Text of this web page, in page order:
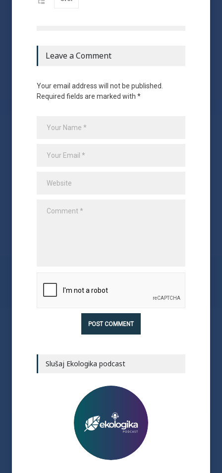
Leave a Comment
Your email address will not be published.
Required fields are marked with *
Slušaj Ekologika podcast